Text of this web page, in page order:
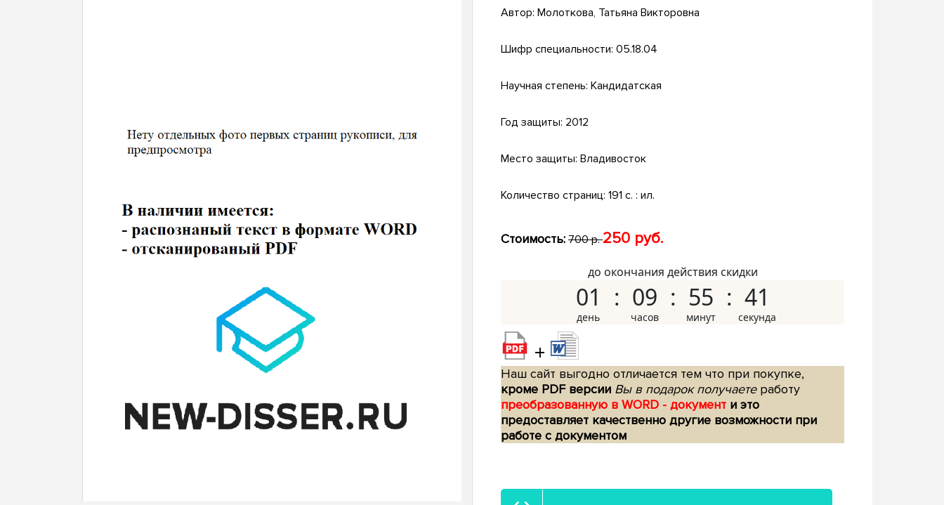
Автор: Молоткова, Татьяна Викторовна
Шифр специальности: 05.18.04
Научная степень: Кандидатская
Год защиты: 2012
Место защиты: Владивосток
Количество страниц: 191 с. : ил.
Стоимость: 700 р.250 руб.
до окончания действия скидки
01 09 55 40
+
Наш сайт выгодно отличается тем что при покупке,
кроме PDF версии Вы в подарок получаетеработу
преобразованную в WORD - документ и это
предоставляет качественно другие возможности при
работе с документом